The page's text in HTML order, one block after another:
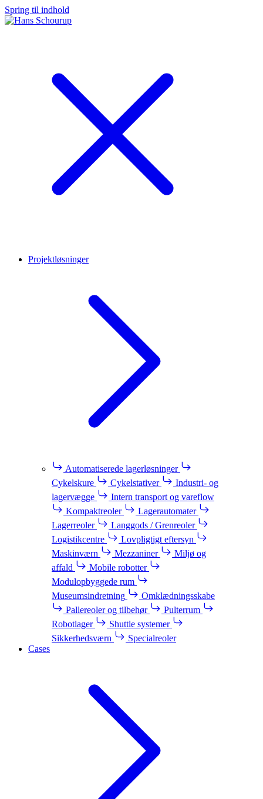
Spring til indhold
Projektløsninger
Automatiserede lagerløsninger
Cykelskure
Cykelstativer
Industri- og
lagervægge
Intern transport og vareflow
Kompaktreoler
Lagerautomater
Lagerreoler
Langgods / Grenreoler
Logistikcentre
Lovpligtigt eftersyn
Maskinværn
Mezzaniner
Miljø og
affald
Mobile robotter
Modulopbyggede rum
Museumsindretning
Omklædningsskabe
Pallereoler og tilbehør
Pulterrum
Robotlager
Shuttle systemer
Sikkerhedsværn
Specialreoler
Cases